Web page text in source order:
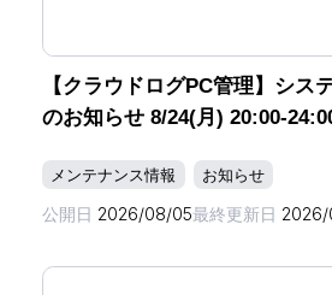
【クラウドログPC管理】シス
のお知らせ 8/24(月) 20:00-
メンテナンス情報 お知らせ
公開日 2026/08/05最終更新日